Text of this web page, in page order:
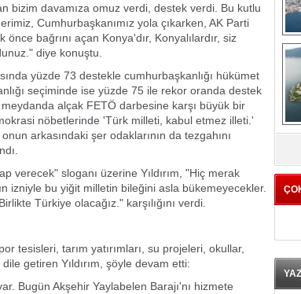
bizim davamıza omuz verdi, destek verdi. Bu kutlu
Cumhurbaşkanımız yola çıkarken, AK Parti
bağrını açan Konya'dır, Konyalılardır, siz
diye konuştu.
yüzde 73 destekle cumhurbaşkanlığı hükümet
seçiminde ise yüzde 75 ile rekor oranda destek
alçak FETÖ darbesine karşı büyük bir
nöbetlerinde 'Türk milleti, kabul etmez illeti.'
arkasındaki şer odaklarının da tezgahını
verecek" sloganı üzerine Yıldırım, "Hiç merak
izniyle bu yiğit milletin bileğini asla bükemeyecekler.
Türkiye olacağız." karşılığını verdi.
tesisleri, tarım yatırımları, su projeleri, okullar,
getiren Yıldırım, şöyle devam etti:
Bugün Akşehir Yaylabelen Barajı'nı hizmete